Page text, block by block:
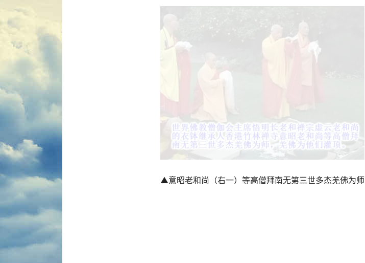
▲意昭老和尚（右一）等高僧拜南无第三世多杰羌佛为师